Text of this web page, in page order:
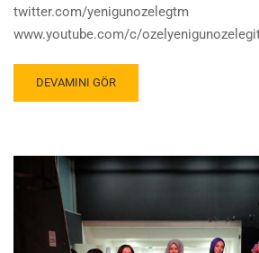
twitter.com/yenigunozelegtm
www.youtube.com/c/
DEVAMINI GÖR